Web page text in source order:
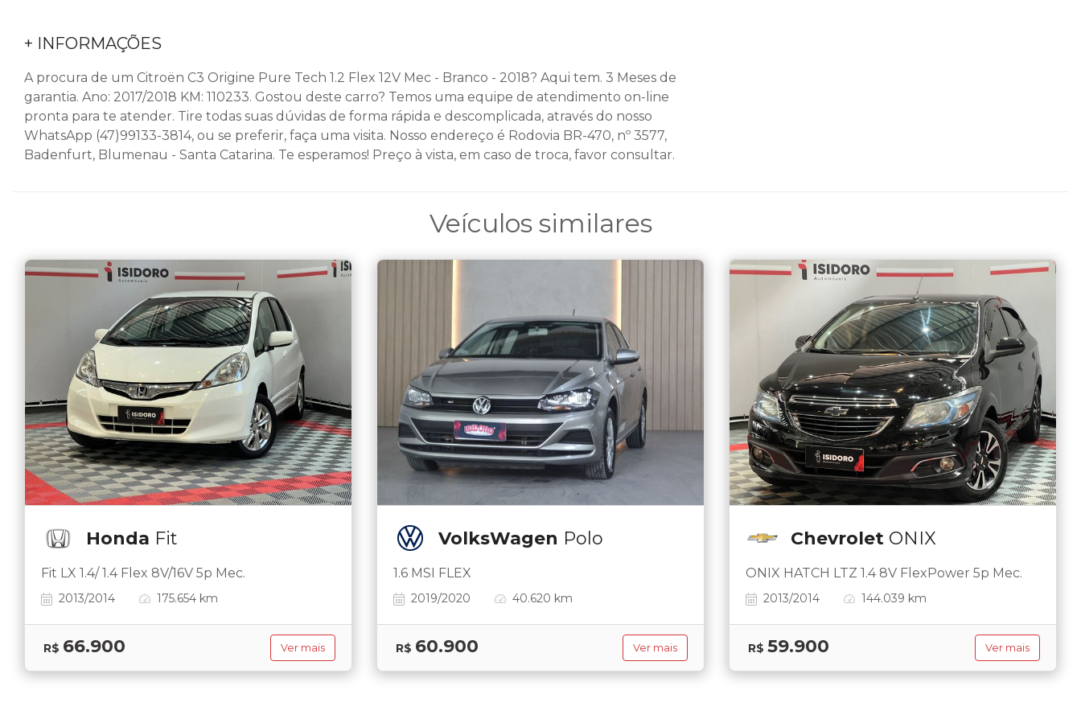
+ INFORMAÇÕES
A procura de um Citroën C3 Origine Pure Tech 1.2 Flex 12V Mec - Branco - 2018? Aqui tem. 3 Meses de
garantia. Ano: 2017/2018 KM: 110233. Gostou deste carro? Temos uma equipe de atendimento on-line
pronta para te atender. Tire todas suas dúvidas de forma rápida e descomplicada, através do nosso
WhatsApp (47)99133-3814, ou se preferir, faça uma visita. Nosso endereço é Rodovia BR-470, nº 3577,
Badenfurt, Blumenau - Santa Catarina. Te esperamos! Preço à vista, em caso de troca, favor consultar.
Veículos similares
Honda Fit
Fit LX 1.4/ 1.4 Flex 8V/16V 5p Mec.
2013/2014 175.654 km
R$ 66.900 Ver mais
VolksWagen Polo
1.6 MSI FLEX
2019/2020 40.620 km
R$ 60.900 Ver mais
Chevrolet ONIX
ONIX HATCH LTZ 1.4 8V FlexPower 5p Mec.
2013/2014 144.039 km
R$ 59.900 Ver mais